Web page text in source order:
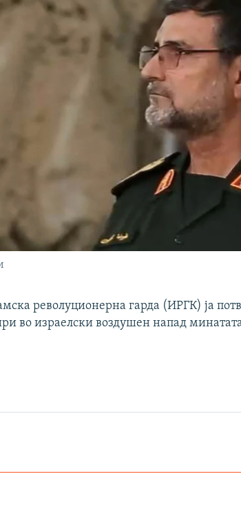
револуционерна гарда (ИРГК) ја
во израелски воздушен напад